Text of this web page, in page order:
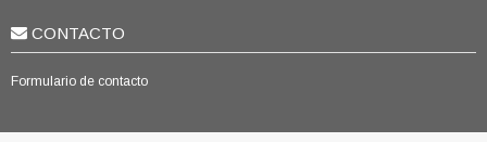
CONTACTO
Formulario de contacto